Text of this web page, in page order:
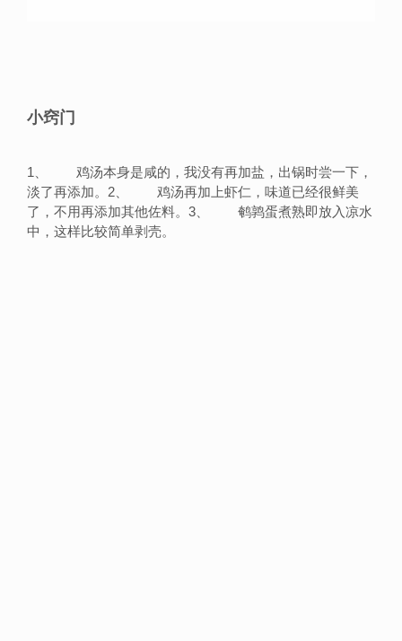
小窍门
1、 鸡汤本身是咸的，我没有再加盐，出锅时尝一下，
淡了再添加。2、 鸡汤再加上虾仁，味道已经很鲜美
了，不用再添加其他佐料。3、 鹌鹑蛋煮熟即放入凉水
中，这样比较简单剥壳。